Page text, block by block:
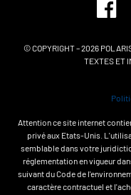
© COPYRIGHT – 2026
TEXTES ET
Attention ce site internet
privé aux Etats-Unis.
semblable dans votre
réglementation en vigueur
suivant du Code de
caractère contractuel et